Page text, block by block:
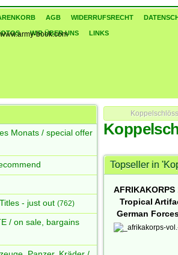
AGB WIDERRUFSRECHT
WIR ÜBER UNS LINKS
Monats / special offer
- just out (762)
/ on sale, bargains
Topseller in
Tropical
German